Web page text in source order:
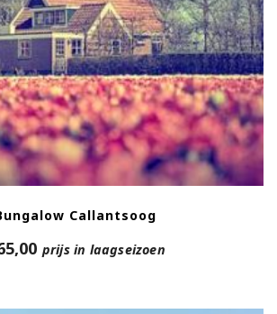
Callantsoog
prijs in laagseizoen